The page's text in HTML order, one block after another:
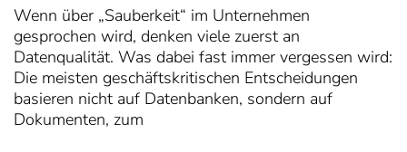
Wenn über „Sauberkeit“ im Unternehmen
gesprochen wird, denken viele zuerst an
Datenqualität. Was dabei fast immer vergessen wird:
Die meisten geschäftskritischen Entscheidungen
basieren nicht auf Datenbanken, sondern auf
Dokumenten, zum